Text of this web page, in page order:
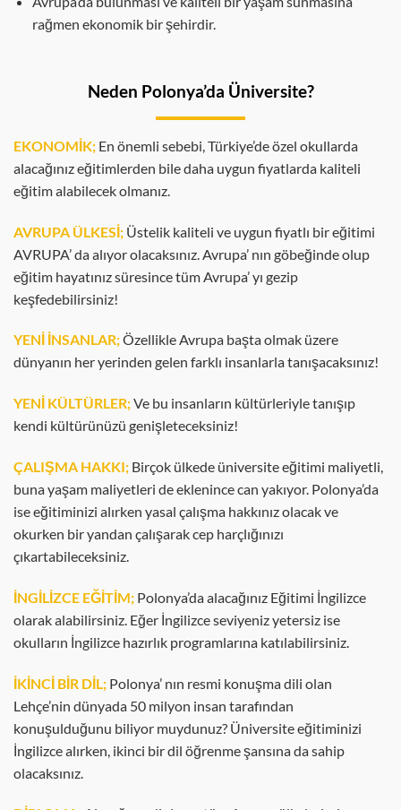
rağmen ekonomik bir şehirdir.
Neden Polonya’da Üniversite?
EKONOMİK; En önemli sebebi, Türkiye’de özel okullarda
alacağınız eğitimlerden bile daha uygun fiyatlarda kaliteli
eğitim alabilecek olmanız.
AVRUPA ÜLKESİ; Üstelik kaliteli ve uygun fiyatlı bir eğitimi
AVRUPA’ da alıyor olacaksınız. Avrupa’ nın göbeğinde olup
eğitim hayatınız süresince tüm Avrupa’ yı gezip
keşfedebilirsiniz!
YENİ İNSANLAR;Özellikle Avrupa başta olmak üzere
dünyanın her yerinden gelen farklı insanlarla tanışacaksınız!
YENİ KÜLTÜRLER;Ve bu insanların kültürleriyle tanışıp
kendi kültürünüzü genişleteceksiniz!
ÇALIŞMA HAKKI; Birçok ülkede üniversite eğitimi maliyetli,
buna yaşam maliyetleri de eklenince can yakıyor. Polonya’da
ise eğitiminizi alırken yasal çalışma hakkınız olacak ve
okurken bir yandan çalışarak cep harçlığınızı
çıkartabileceksiniz.
İNGİLİZCE EĞİTİM; Polonya’da alacağınız Eğitimi İngilizce
olarak alabilirsiniz. Eğer İngilizce seviyeniz yetersiz ise
okulların İngilizce hazırlık programlarına katılabilirsiniz.
İKİNCİ BİR DİL; Polonya’ nın resmi konuşma dili olan
Lehçe’nin dünyada 50 milyon insan tarafından
konuşulduğunu biliyor muydunuz? Üniversite eğitiminizi
İngilizce alırken, ikinci bir dil öğrenme şansına da sahip
olacaksınız.